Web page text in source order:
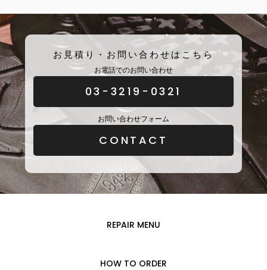
お見積り・お問い合わせはこちら
お電話でのお問い合わせ
03-3219-0321
お問い合わせフォーム
CONTACT
REPAIR MENU
HOW TO ORDER